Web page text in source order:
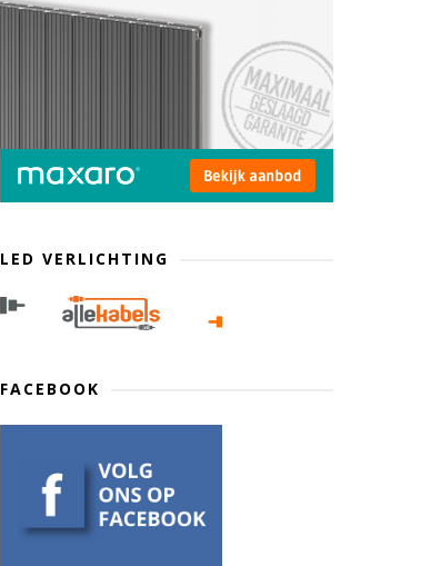
LED VERLICHTING
FACEBOOK